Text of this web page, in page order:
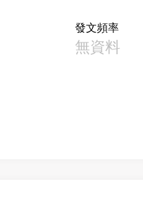
發文頻率
無資料